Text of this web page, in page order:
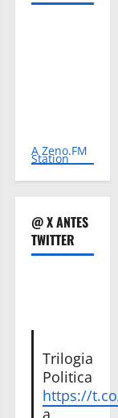
A Zeno.FM
Station
@ X ANTES
TWITTER
Trilogia
Politica
https://